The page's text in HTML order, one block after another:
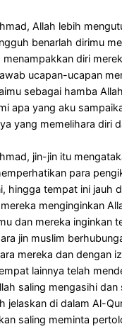
Allah lebih
benarlah dirimu
menampakkan diri
ucapan-ucapan
sebagai hamba
apa yang aku
yang memelihara diri
jin-jin itu
para
hingga tempat ini jauh
menginginkan
dan mereka inginkan
jin muslim
mereka dan dengan
lainnya telah
saling mengasihi
jelaskan di dalam Al-
saling meminta